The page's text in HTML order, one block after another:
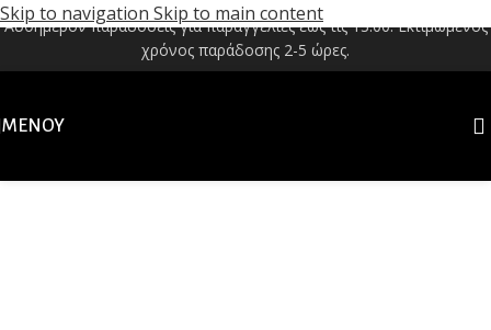
Skip to navigation Skip to main content
Αυθημερόν παραδόσεις για παραγγελίες έως τις 13:00. Εκτιμώμενος
χρόνος παράδοσης 2-5 ώρες.
ΜΕΝΟΎ